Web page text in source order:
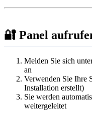
🔐 Panel
Melden Sie sich
an
Verwenden Sie Ihre
Installation erstellt)
Sie werden
weitergeleitet